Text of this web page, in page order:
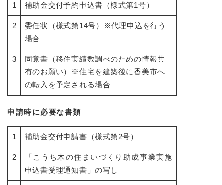
1 補助金交付予約申込書（様式第1号）
2
委任状（様式第14号）※代理申込を行う
場合
3
同意書（移住実績数調べのための情報共
有のお願い）※住宅を建築後に香美市へ
の転入を予定される場合
申請時に必要な書類
1 補助金交付申請書（様式第2号）
2
「こうち木の住まいづくり助成事業実施
申込書受理通知書」の写し